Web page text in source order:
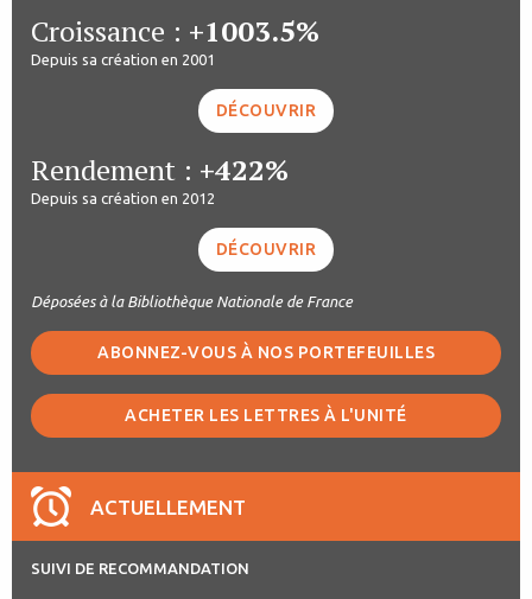
Croissance : +1003.5%
Depuis sa création en 2001
DÉCOUVRIR
Rendement : +422%
Depuis sa création en 2012
DÉCOUVRIR
Déposées à la Bibliothèque Nationale de France
ABONNEZ-VOUS À NOS PORTEFEUILLES
ACHETER LES LETTRES À L'UNITÉ
ACTUELLEMENT
SUIVI DE RECOMMANDATION